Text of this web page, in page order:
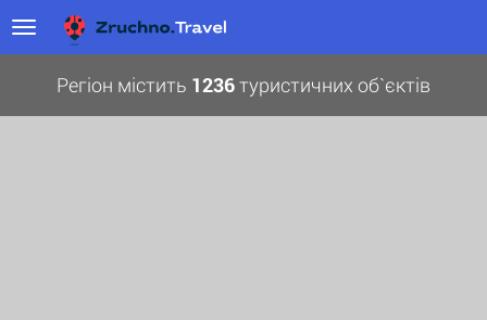
Регіон містить 1236туристичних об`єктів